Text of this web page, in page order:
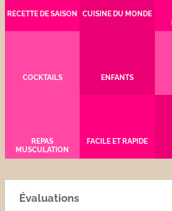
RECETTE DE SAISON CUISINE DU MONDE
COCKTAILS ENFANTS
REPAS
MUSCULATION
FACILE ET RAPIDE
Évaluations